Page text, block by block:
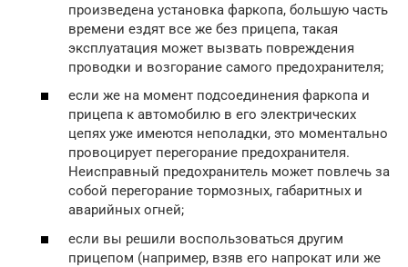
произведена установка фаркопа, большую часть
времени ездят все же без прицепа, такая
эксплуатация может вызвать повреждения
проводки и возгорание самого предохранителя;
если же на момент подсоединения фаркопа и
прицепа к автомобилю в его электрических
цепях уже имеются неполадки, это моментально
провоцирует перегорание предохранителя.
Неисправный предохранитель может повлечь за
собой перегорание тормозных, габаритных и
аварийных огней;
если вы решили воспользоваться другим
прицепом (например, взяв его напрокат или же